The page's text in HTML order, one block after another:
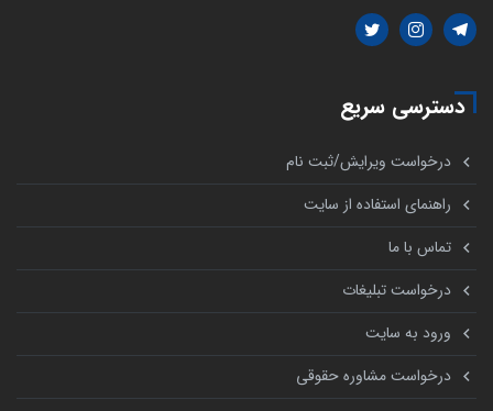
دسترسی سریع
درخواست ویرایش/ثبت نام
راهنمای استفاده از سایت
تماس با ما
درخواست تبلیغات
ورود به سایت
درخواست مشاوره حقوقی